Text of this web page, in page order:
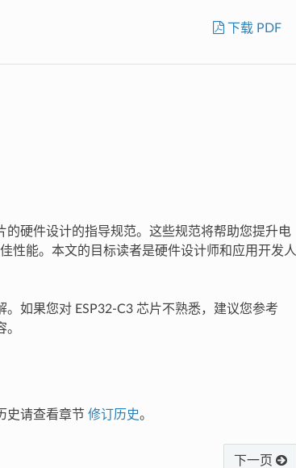
下载 PDF
的硬件设计的指导规范。这些规范将帮助您提升电
性能。本文的目标读者是硬件设计师和应用开发人
如果您对 ESP32-C3 芯片不熟悉，建议您参考
史请查看章节 修订历史。
下一页